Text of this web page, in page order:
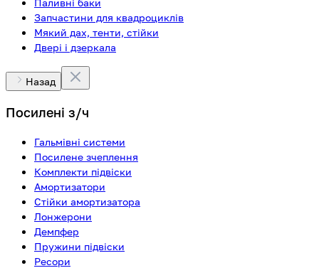
Паливні баки
Запчастини для квадроциклів
Мякий дах, тенти, стійки
Двері і дзеркала
Назад
Посилені з/ч
Гальмівні системи
Посилене зчеплення
Комплекти підвіски
Амортизатори
Стійки амортизатора
Лонжерони
Демпфер
Пружини підвіски
Ресори